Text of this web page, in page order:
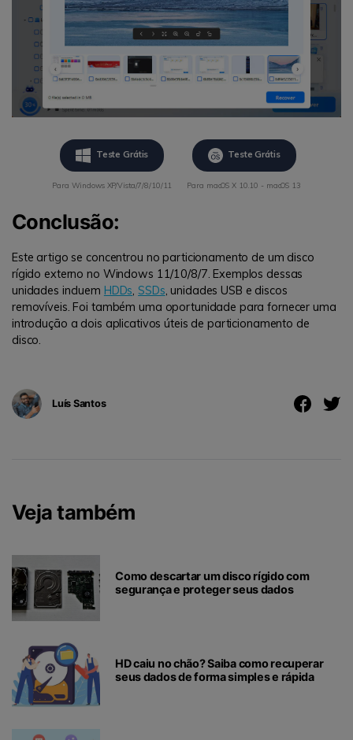
Teste Grátis
Para Windows XP/Vista/7/8/10/11
Teste Grátis
Para macOS X 10.10 - macOS 13
Conclusão:
Este artigo se concentrou no particionamento de um disco
rígido externo no Windows 11/10/8/7. Exemplos dessas
unidades incluem HDDs ,SSDs , unidades USB e discos
removíveis. Foi também uma oportunidade para fornecer uma
introdução a dois aplicativos úteis de particionamento de
disco.
Luís Santos
Veja também
Como descartar um disco rígido com
segurança e proteger seus dados
HD caiu no chão? Saiba como recuperar
seus dados de forma simples e rápida